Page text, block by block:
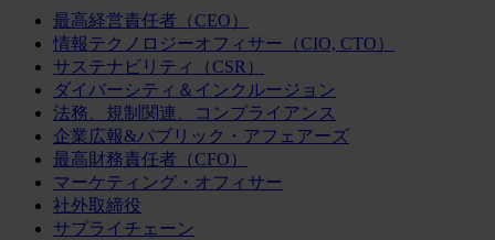
最高経営責任者（CEO）
情報テクノロジーオフィサー（CIO, CTO）
サステナビリティ（CSR）
ダイバーシティ＆インクルージョン
法務、規制関連、コンプライアンス
企業広報&パブリック・アフェアーズ
最高財務責任者（CFO）
マーケティング・オフィサー
社外取締役
サプライチェーン